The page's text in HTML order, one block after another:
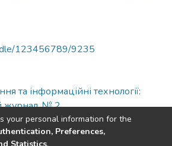
123456789/9235
та інформаційні технології:
журнал, № 2
your personal information for the
Preferences,